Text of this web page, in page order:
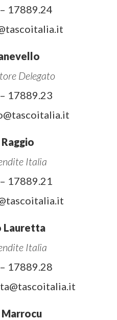
17889.24
Delegato
17889.23
Italia
17889.21
Lauretta
Italia
17889.28
Marrocu